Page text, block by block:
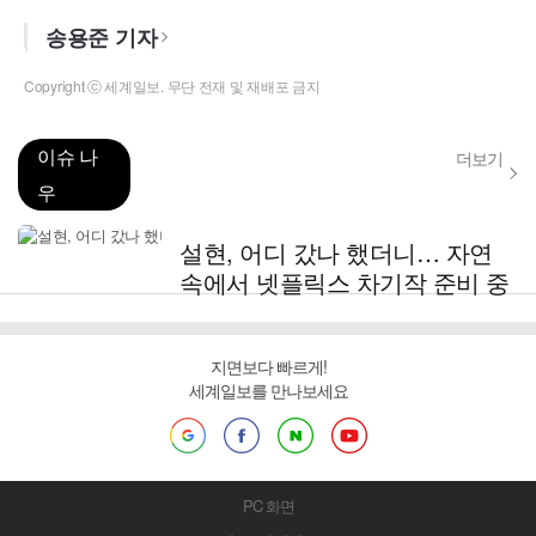
송용준 기자
Copyright ⓒ 세계일보. 무단 전재 및 재배포 금지
이슈 나
우
더보기
설현, 어디 갔나 했더니… 자연
속에서 넷플릭스 차기작 준비 중
지면보다 빠르게!
세계일보를 만나보세요
PC 화면